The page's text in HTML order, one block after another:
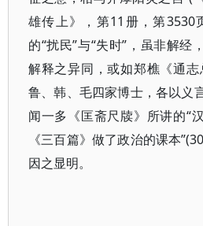
雄传上》，第11册，第3530
的“扰民”与“失时”，虽非解经
解释之异同，或如郑樵《通志
鲁、韩、毛四家博士，各以义
闻一多《匡斋尺牍》所讲的“
《三百篇》做了政治的课本
因之显明。